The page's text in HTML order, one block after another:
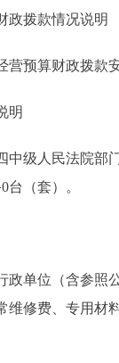
拨款情况说明
预算财政拨款
明
人民法院部门
台（套）。
位（含参照公
维修费、专用材